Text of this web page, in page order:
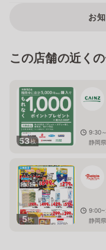
お
この店舗の近く
53枚
9:30
静岡
5枚
静岡